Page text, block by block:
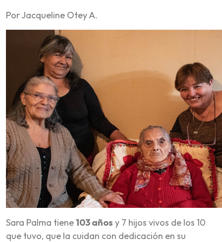
Por Jacqueline Otey A.
Sara Palma tiene103 años y 7 hijos vivos de los 10
que tuvo, que la cuidan con dedicación en su